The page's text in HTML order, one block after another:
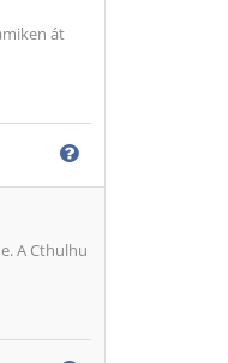
át
A Cthulhu